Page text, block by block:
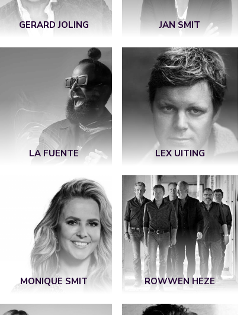
GERARD JOLING JAN SMIT
LA FUENTE LEX UITING
MONIQUE SMIT ROWWEN HEZE